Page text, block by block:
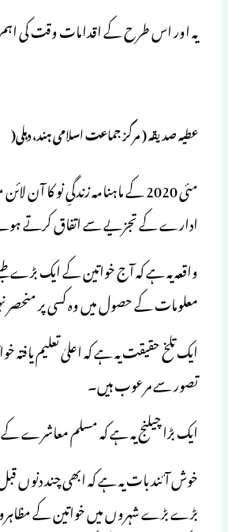
یہ اور اس طرح کے اقدامات وقت کی اہم
عطیہ صدیقہ ( مرکز جماعت اسلامی ہند، دہلی(
مئی 2020 کے ماہنامہ زندگیِ نو
ادارے کے تجزیے سے اتفاق کرتے
واقعہ یہ ہے کہ آج خواتین کے ایک بڑے
معلومات کے حصول میں وہ کسی پر منحصر
ایک تلخ حقیقت یہ ہے کہ اعلیٰ تعلیم
تصور سے مرعوب ہیں۔
ایک بڑا چیلنج یہ ہے کہ مسلم معاشرے
خوش آئند بات یہ ہے کہ ابھی چند
بڑے بڑے شہروں میں خواتین کے